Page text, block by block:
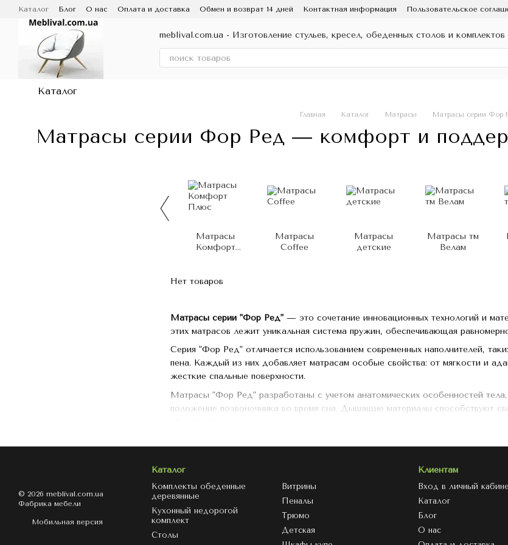
Перейти к основному контенту
Каталог Блог О нас Оплата и доставка Обмен и возврат 14 дней Контактная информация
Пользовательское
Отзывы о магазине
meblival.com.ua - Изготовление стульев, кресел, обеденных столов и комплектов
Каталог
Главная Каталог Матрасы Матрасы серии Фор
Матрасы серии Фор Ред — комфорт и
Матрасы
Комфорт
Матрасы
Coffee
Матрасы
детские
Матрасы тм
Велам
Матрасы серии "Фор Ред" — это сочетание инновационных технологий и
этих матрасов лежит уникальная система пружин, обеспечивающая
Серия "Фор Ред" отличается использованием современных наполнителей,
пена. Каждый из них добавляет матрасам особые свойства: от мягкости и
жесткие спальные поверхности.
Матрасы "Фор Ред" разработаны с учетом анатомических особенностей
положение позвоночника во время сна. Дышащие материалы способствуют
Нет товаров
© 2026 meblival.com.ua
Фабрика мебели
Мобильная версия
Каталог
Комплекты обеденные
деревянные
Кухонный недорогой
комплект
Столы
Витрины
Пеналы
Трюмо
Детская
Клиентам
Вход в личный
Каталог
Блог
О нас